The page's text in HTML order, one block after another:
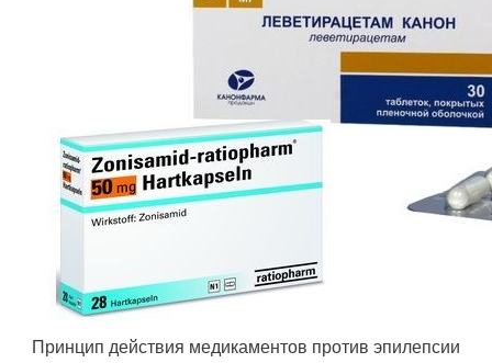
Принцип действия медикаментов против эпилепсии